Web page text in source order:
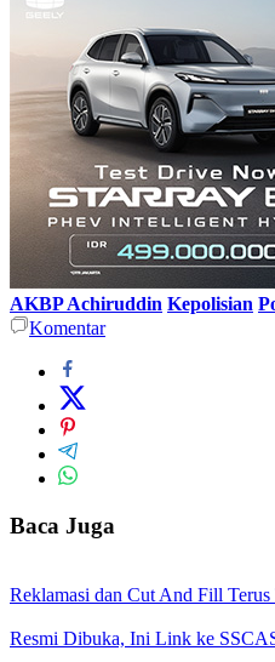
AKBP Achiruddin Kepolisian
Komentar
Baca Juga
Reklamasi dan Cut And Fill
Resmi Dibuka, Ini Link ke